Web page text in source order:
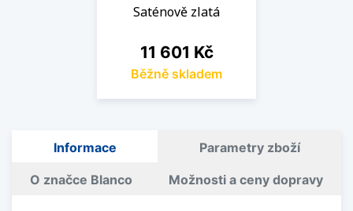
Saténově zlatá
Cena
11 601 Kč
Běžně skladem
Informace Parametry zboží
O značce Blanco Možnosti a ceny dopravy